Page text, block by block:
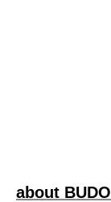
about BUDO